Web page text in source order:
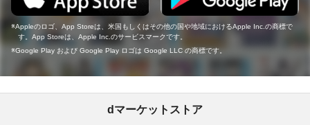
Appleのロゴ、App Storeは、米国もしくはその他の国や地域におけるApple Inc.の商標で
す。App Storeは、Apple Inc.のサービスマークです。
Google Play および Google Play ロゴは Google LLC の商標です。
dマーケットストア